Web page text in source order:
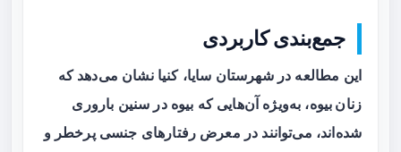
جمع‌بندی کاربردی
این مطالعه در شهرستان سایا، کنیا نشان می‌دهد که
زنان بیوه، به‌ویژه آن‌هایی که بیوه در سنین باروری
شده‌اند، می‌توانند در معرض رفتارهای جنسی پرخطر و